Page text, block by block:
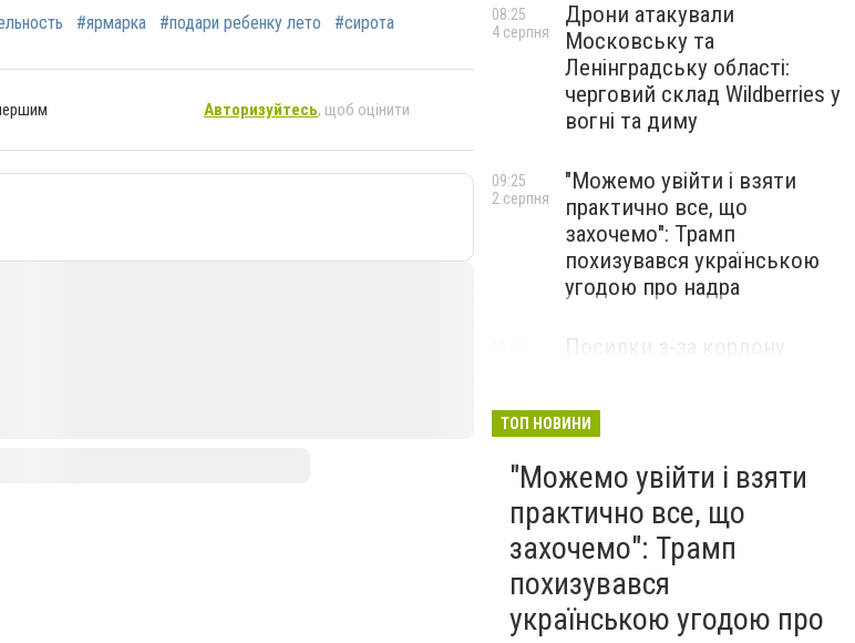
#ярмарка #подари ребенку лето #сирота
Авторизуйтесь, щоб оцінити
Дрони атакували
Московську та
Ленінградську області:
черговий склад Wildberries у
вогні та диму
08:25
4 серпня
"Можемо увійти і взяти
практично все, що
захочемо": Трамп
похизувався українською
угодою про надра
09:25
2 серпня
Посилки з-за кордону
правила
ТОП НОВИНИ
"Можемо увійти і взяти
практично все, що
захочемо": Трамп
похизувався
українською угодою про